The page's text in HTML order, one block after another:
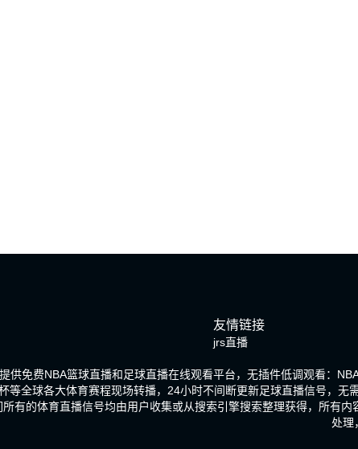
友情链接
jrs直播
供免费NBA篮球直播和足球直播在线观看平台，无插件低调观看：
等全球各大体育赛程现场转播，24小时不间断更新足球直播信号，
所有的体育直播信号均由用户收集或从搜索引擎搜索整理获得，所有
处理